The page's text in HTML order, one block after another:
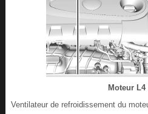
Moteur L4
Ventilateur de refroidissement du